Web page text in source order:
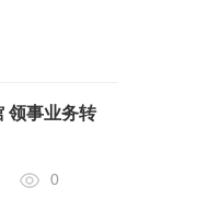
领事业务转
0